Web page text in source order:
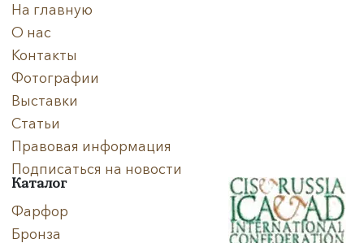
На главную
О нас
Контакты
Фотографии
Выставки
Статьи
Правовая информация
Подписаться на новости
Каталог
Фарфор
Бронза